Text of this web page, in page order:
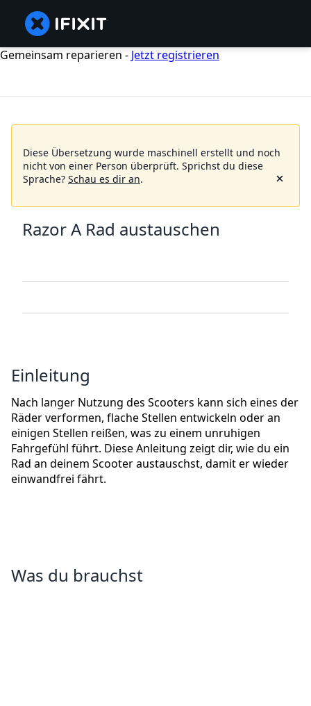
Gemeinsam reparieren - Jetzt registrieren
Diese Übersetzung wurde maschinell erstellt und noch
nicht von einer Person überprüft. Sprichst du diese
Sprache? Schau es dir an.
Razor A Rad austauschen
Einleitung
Nach langer Nutzung des Scooters kann sich eines der
Räder verformen, flache Stellen entwickeln oder an
einigen Stellen reißen, was zu einem unruhigen
Fahrgefühl führt. Diese Anleitung zeigt dir, wie du ein
Rad an deinem Scooter austauschst, damit er wieder
einwandfrei fährt.
Was du brauchst